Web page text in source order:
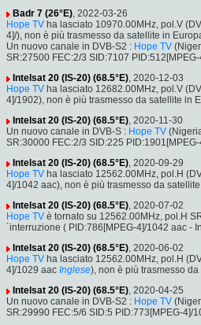
Badr 7 (26°E), 2022-03-26
Hope TV ha lasciato 10970.00MHz, pol.V
4]/), non è più trasmesso da satellite in
Un nuovo canale in DVB-S2 : Hope TV
SR:27500 FEC:2/3 SID:7107
Intelsat 20 (IS-20) (68.5°E), 2020-12-03
Hope TV ha lasciato 12682.00MHz, pol.V
4]/1902), non è più trasmesso da satellite in
Intelsat 20 (IS-20) (68.5°E), 2020-11-30
Un nuovo canale in DVB-S : Hope TV
SR:30000 FEC:2/3 SID:225
Intelsat 20 (IS-20) (68.5°E), 2020-09-29
Hope TV ha lasciato 12562.00MHz, pol.H
4]/1042 aac), non è più trasmesso da
Intelsat 20 (IS-20) (68.5°E), 2020-07-02
Hope TV è tornato su 12562.00MHz, pol.H
´interruzione ( PID:786[MPEG-4]/1042 aac -
Intelsat 20 (IS-20) (68.5°E), 2020-06-02
Hope TV ha lasciato 12562.00MHz, pol.H
4]/1029 aac Inglese), non è più trasmesso
Intelsat 20 (IS-20) (68.5°E), 2020-04-25
Un nuovo canale in DVB-S2 : Hope TV
SR:29990 FEC:5/6 SID:5 PID:773[MPEG-4]/